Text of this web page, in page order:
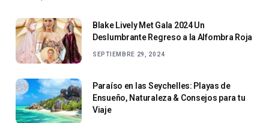
Blake Lively Met Gala 2024 Un
Deslumbrante Regreso a la Alfombra Roja
SEPTIEMBRE 29, 2024
Paraíso en las Seychelles: Playas de
Ensueño, Naturaleza & Consejos para tu
Viaje